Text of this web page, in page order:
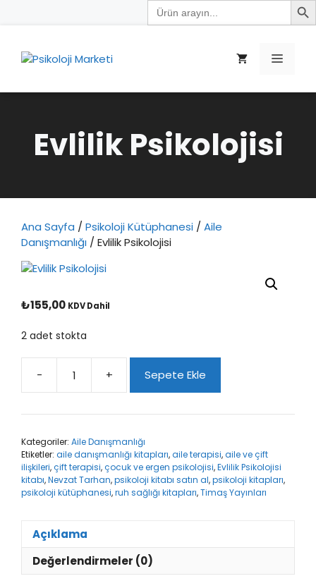
Search
for:
Menü
Evlilik Psikolojisi
Ana Sayfa / Psikoloji Kütüphanesi / Aile
Danışmanlığı / Evlilik Psikolojisi
₺155,00 KDV Dahil
2 adet stokta
-
Evlilik
Psikolojisi
adet
+ Sepete Ekle
Kategoriler: Aile Danışmanlığı
Etiketler: aile danışmanlığı kitapları,aile terapisi,aile ve çift
ilişkileri,çift terapisi,çocuk ve ergen psikolojisi,Evlilik Psikolojisi
kitabı,Nevzat Tarhan,psikoloji kitabı satın al,psikoloji kitapları,
psikoloji kütüphanesi,ruh sağlığı kitapları,Timaş Yayınları
Açıklama
Değerlendirmeler (0)